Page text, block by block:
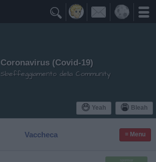

Yeah Bleah
Coronavirus (Covid-19)
Sbeffeggiamento della Community
Vaccheca ≡ Menu